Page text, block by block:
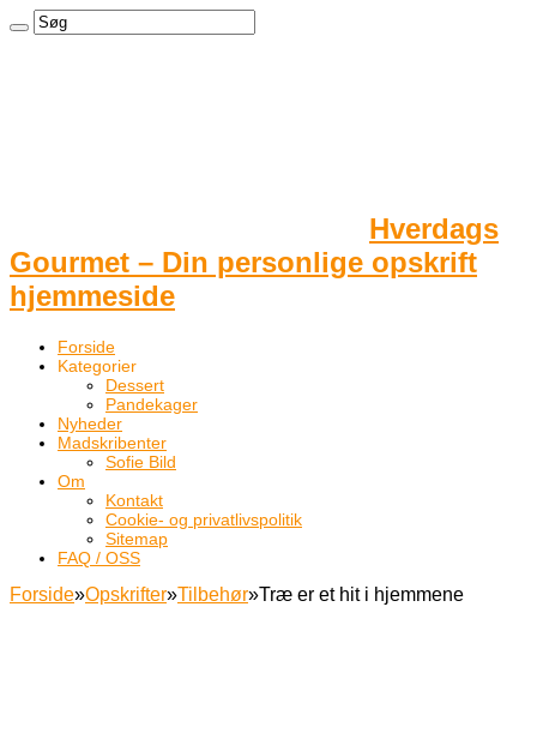
Hverdags
Gourmet – Din personlige opskrift
hjemmeside
Forside
Kategorier
Dessert
Pandekager
Nyheder
Madskribenter
Sofie Bild
Om
Kontakt
Cookie- og privatlivspolitik
Sitemap
FAQ / OSS
Forside»Opskrifter»Tilbehør»Træ er et hit i hjemmene